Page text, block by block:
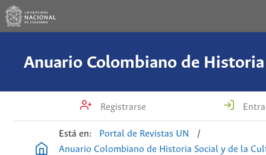
Registrarse
Está en: Portal de Revistas UN
/
Anuario Colombiano de Historia Social y de la